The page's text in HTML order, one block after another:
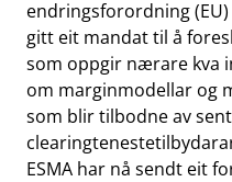
endringsforordning (EU)
gitt eit mandat til å
som oppgir nærare kva
om marginmodellar og
som blir tilbodne av
ESMA har nå sendt eit